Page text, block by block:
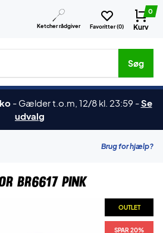
Ketcher rådgiver Favoritter (0)
0
Kurv
mærker etc.
Søg
- Gælder t.o.m, 12/8 kl. 23:59 -Se
udvalg
Brug for hjælp?
BR6617 Pink
OUTLET
SPAR 20%
OUTLET
SPAR 20%
OUTLET
SPAR 20%